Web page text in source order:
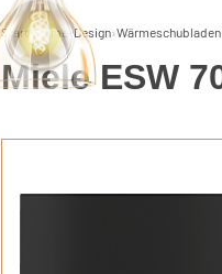
Start›Home-Design›Wärmeschubladen
Miele ESW